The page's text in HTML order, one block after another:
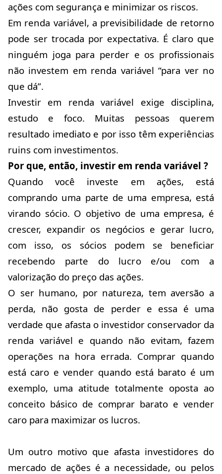
ações com segurança e minimizar os riscos.
Em renda variável, a previsibilidade de retorno
pode ser trocada por expectativa. É claro que
ninguém joga para perder e os profissionais
não investem em renda variável “para ver no
que dá”.
Investir em renda variável exige disciplina,
estudo e foco. Muitas pessoas querem
resultado imediato e por isso têm experiências
ruins com investimentos.
Por que, então, investir em renda variável ?
Quando você investe em ações, está
comprando uma parte de uma empresa, está
virando sócio. O objetivo de uma empresa, é
crescer, expandir os negócios e gerar lucro,
com isso, os sócios podem se beneficiar
recebendo parte do lucro e/ou com a
valorização do preço das ações.
O ser humano, por natureza, tem aversão a
perda, não gosta de perder e essa é uma
verdade que afasta o investidor conservador da
renda variável e quando não evitam, fazem
operações na hora errada. Comprar quando
está caro e vender quando está barato é um
exemplo, uma atitude totalmente oposta ao
conceito básico de comprar barato e vender
caro para maximizar os lucros.
Um outro motivo que afasta investidores do
mercado de ações é a necessidade, ou pelos